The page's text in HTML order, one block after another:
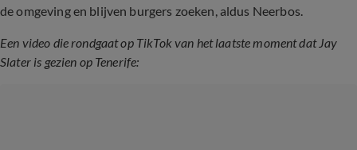
de omgeving en blijven burgers zoeken, aldus Neerbos.
Een video die rondgaat op TikTok van het laatste moment dat Jay
Slater is gezien op Tenerife: